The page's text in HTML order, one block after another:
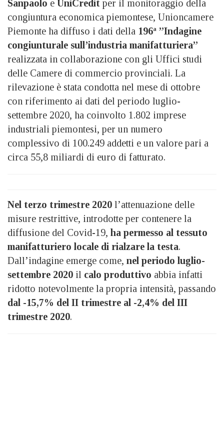
Sanpaolo e UniCredit per il monitoraggio della
congiuntura economica piemontese, Unioncamere
Piemonte ha diffuso i dati della 196ª ”Indagine
congiunturale sull’industria manifatturiera”
realizzata in collaborazione con gli Uffici studi
delle Camere di commercio provinciali. La
rilevazione è stata condotta nel mese di ottobre
con riferimento ai dati del periodo luglio-
settembre 2020, ha coinvolto 1.802 imprese
industriali piemontesi, per un numero
complessivo di 100.249 addetti e un valore pari a
circa 55,8 miliardi di euro di fatturato.
Nel terzo trimestre 2020 l’attenuazione delle
misure restrittive, introdotte per contenere la
diffusione del Covid-19, ha permesso al tessuto
manifatturiero locale di rialzare la testa.
Dall’indagine emerge come, nel periodo luglio-
settembre 2020 il calo produttivo abbia infatti
ridotto notevolmente la propria intensità, passando
dal -15,7% del II trimestre al -2,4% del III
trimestre 2020.